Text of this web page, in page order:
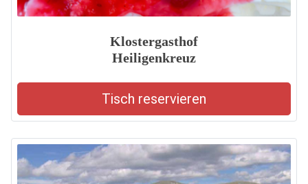
Klostergasthof
Heiligenkreuz
Tisch reservieren